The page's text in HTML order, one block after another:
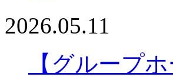
2026.05.11
【グループ